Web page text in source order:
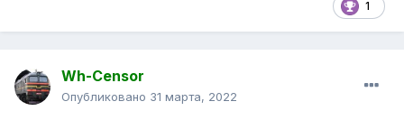
1
Wh-Censor
Опубликовано 31 марта, 2022